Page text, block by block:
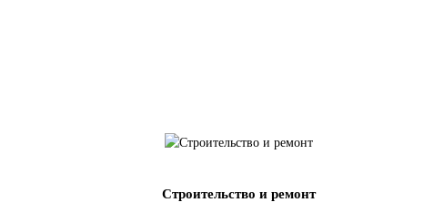
Строительство и ремонт